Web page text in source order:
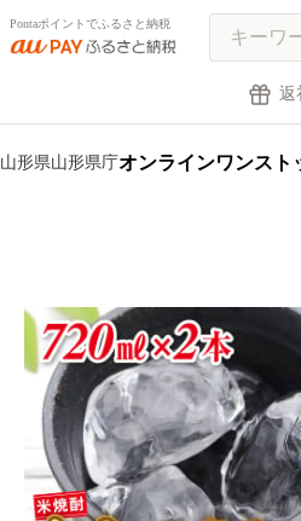
Pontaポイントでふるさと納税
返
山形県山形県庁オンラインワンスト